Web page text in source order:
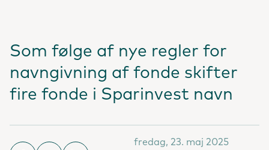
Som følge af nye regler for
navngivning af fonde skifter
fire fonde i Sparinvest navn
fredag, 23. maj 2025